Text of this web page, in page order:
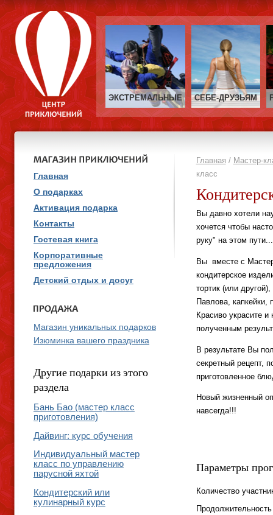
ЭКСТРЕМАЛЬНЫЕ СЕБЕ‑ДРУЗЬЯМ
Главная / Мастер-
класс
Вы давно хотели
хочется чтобы
руку" на этом пути...
Вы вместе с
кондитерское
тортик (или
Павлова, капкейки,
Красиво украсите и
полученным
В результате Вы
секретный рецепт,
приготовленное
Новый жизненный
навсегда!!!
Параметры
Количество
Продолжительность
Главная
О подарках
Активация подарка
Контакты
Гостевая книга
Корпоративные
предложения
Детский отдых и досуг
Магазин уникальных подарков
Изюминка вашего праздника
Другие подарки из этого
раздела
Бань Бао (мастер класс
приготовления)
Дайвинг: курс обучения
Индивидуальный мастер
класс по управлению
парусной яхтой
Кондитерский или
кулинарный курс